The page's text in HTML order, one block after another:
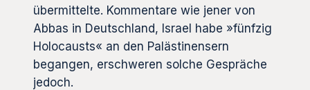
übermittelte. Kommentare wie jener von
Abbas in Deutschland, Israel habe »fünfzig
Holocausts« an den Palästinensern
begangen, erschweren solche Gespräche
jedoch.